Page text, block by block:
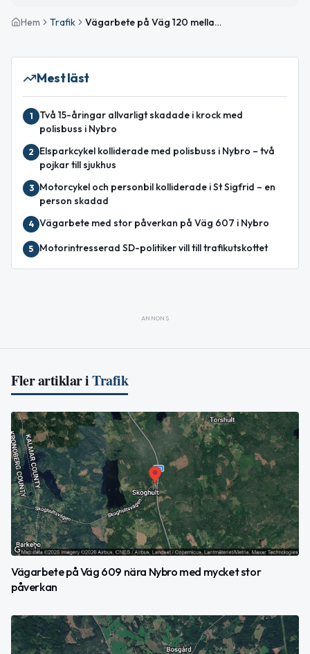
Hem Trafik Vägarbete på Väg 120 mellan Emmaboda och Örsjö pågår till 11 april
Mest läst
1
Två 15-åringar allvarligt skadade i krock med
polisbuss i Nybro
2
Elsparkcykel kolliderade med polisbuss i Nybro – två
pojkar till sjukhus
3
Motorcykel och personbil kolliderade i St Sigfrid – en
person skadad
4 Vägarbete med stor påverkan på Väg 607 i Nybro
5 Motorintresserad SD-politiker vill till trafikutskottet
ANNONS
Fler artiklar iTrafik
Vägarbete på Väg 609 nära Nybro med mycket stor
påverkan